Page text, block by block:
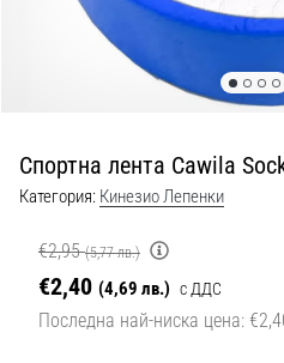
официални
Nike,
adidas
PUMA.
част
Спортна лента Cawila
Категория: Кинезио Лепенки
€2,95 (5,77 лв.)
€2,40 (4,69 лв.) с ДДС
Последна най-ниска цена: